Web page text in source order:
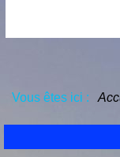
Vous êtes ici :